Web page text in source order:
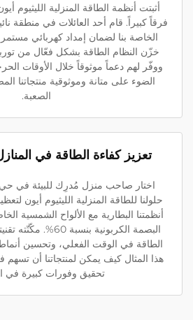
أثبتت أنظمة الطاقة المنزلية الليثيوم
فرقاً كبيراً. قام أحد العائلات في منطقة
الخاصة بنا لضمان إمداد كهربائي مستمر
خزّن النظام الطاقة بشكل فعّال من
ووفّر لهم دعماً موثوقاً خلال الأوقات
الضوء على متانة وموثوقية منتجاتنا
الصعبة.
تعزيز كفاءة الطاقة في
اختار صاحب منزل مُدرِك للبيئة في
حلولنا للطاقة المنزلية الليثيوم أيون
أنظمتنا البطارية مع الألواح الشمسية
البصمة الكربونية
الطاقة في الوقت الفعلي، وتحسين
هذا المثال كيف يمكن لمنتجاتنا أن تسهم
تحقيق وفورات كبيرة في